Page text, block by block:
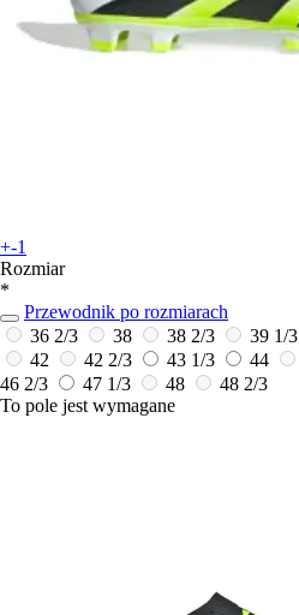
+-1
Rozmiar
*
Przewodnik po rozmiarach
36 2/3
38 38 2/3 39 1/3
42
42 2/3 43 1/3 44
46 2/3
47 1/3 48
48 2/3
To pole jest wymagane